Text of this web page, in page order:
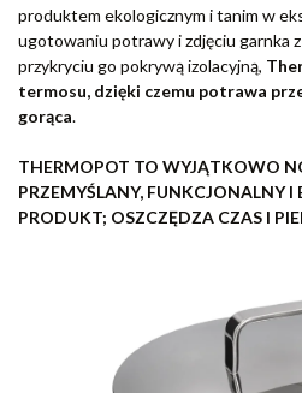
produktem ekologicznym i tanim w
ugotowaniu potrawy i zdjęciu garnka
przykryciu go pokrywą izolacyjną,
termosu, dzięki czemu potrawa
gorąca.
THERMOPOT TO WYJĄTKOWO
PRZEMYŚLANY, FUNKCJONALNY I
PRODUKT; OSZCZĘDZA CZAS I